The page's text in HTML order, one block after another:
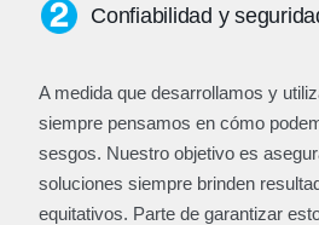
Confiabilidad y
A medida que desarrollamos y
siempre pensamos en cómo
sesgos. Nuestro objetivo es
soluciones siempre brinden
equitativos. Parte de garantizar